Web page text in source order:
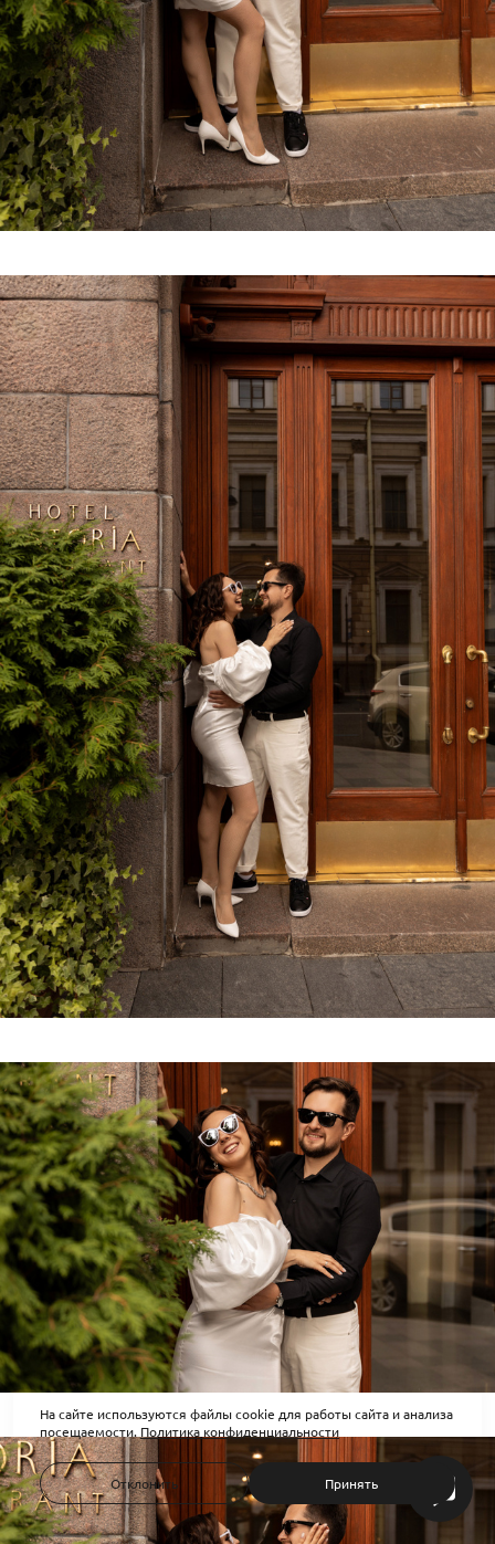
На сайте используются файлы cookie для работы сайта и анализа
посещаемости. Политика конфиденциальности
Отклонить Принять